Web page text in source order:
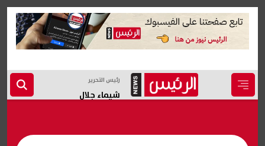
رئيس التحرير
شيماء جلال